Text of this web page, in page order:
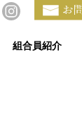
組合員紹介